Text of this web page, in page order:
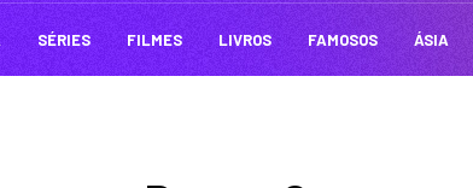
SÉRIES FILMES LIVROS FAMOSOS ÁSIA